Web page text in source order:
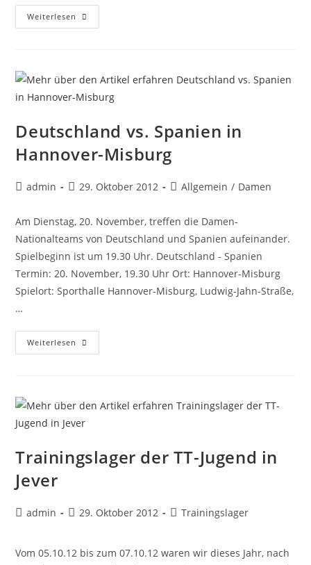
Weiterlesen Halbjahresbericht
Jugend
Deutschland vs. Spanien in
Hannover-Misburg
Beitrags-
admin
Beitrag
29. Oktober 2012
Beitrags-
Allgemein / Damen
Am Dienstag, 20. November, treffen die Damen-
Nationalteams von Deutschland und Spanien aufeinander.
Spielbeginn ist um 19.30 Uhr. Deutschland - Spanien
Termin: 20. November, 19.30 Uhr Ort: Hannover-Misburg
Spielort: Sporthalle Hannover-Misburg, Ludwig-Jahn-Straße,
…
Weiterlesen Deutschland
Vs.
Trainingslager der TT-Jugend in
Jever
Beitrags-
admin
Beitrag
29. Oktober 2012
Beitrags-
Trainingslager
Vom 05.10.12 bis zum 07.10.12 waren wir dieses Jahr, nach